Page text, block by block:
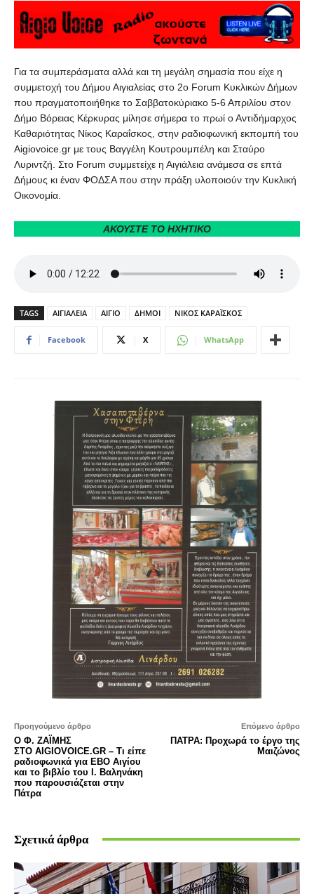
Για τα συμπεράσματα αλλά και τη μεγάλη σημασία που είχε η
συμμετοχή του Δήμου Αιγιαλείας στο 2ο Forum Κυκλικών Δήμων
που πραγματοποιήθηκε το Σαββατοκύριακο 5-6 Απριλίου στον
Δήμο Βόρειας Κέρκυρας μίλησε σήμερα το πρωί ο Αντιδήμαρχος
Καθαριότητας Νίκος Καραΐσκος, στην ραδιοφωνική εκπομπή του
Aigiovoice.gr με τους Βαγγέλη Κουτρουμπέλη και Σταύρο
Λυριντζή. Στο Forum συμμετείχε η Αιγιάλεια ανάμεσα σε επτά
Δήμους κι έναν ΦΟΔΣΑ που στην πράξη υλοποιούν την Κυκλική
Οικονομία.
ΑΚΟΥΣΤΕ ΤΟ ΗΧΗΤΙΚΟ
TAGS ΑΙΓΙΑΛΕΙΑ ΑΙΓΙΟ ΔΗΜΟΙ ΝΙΚΟΣ ΚΑΡΑΪΣΚΟΣ
Facebook X WhatsApp
Προηγούμενο άρθρο
Ο Φ. ΖΑΪΜΗΣ
ΣΤΟ AIGIOVOICE.GR – Τι είπε
ραδιοφωνικά για ΕΒΟ Αιγίου
και το βιβλίο του Ι. Βαληνάκη
που παρουσιάζεται στην
Πάτρα
Επόμενο άρθρο
ΠΑΤΡΑ: Προχωρά το έργο της
Μαιζώνος
Σχετικά άρθρα